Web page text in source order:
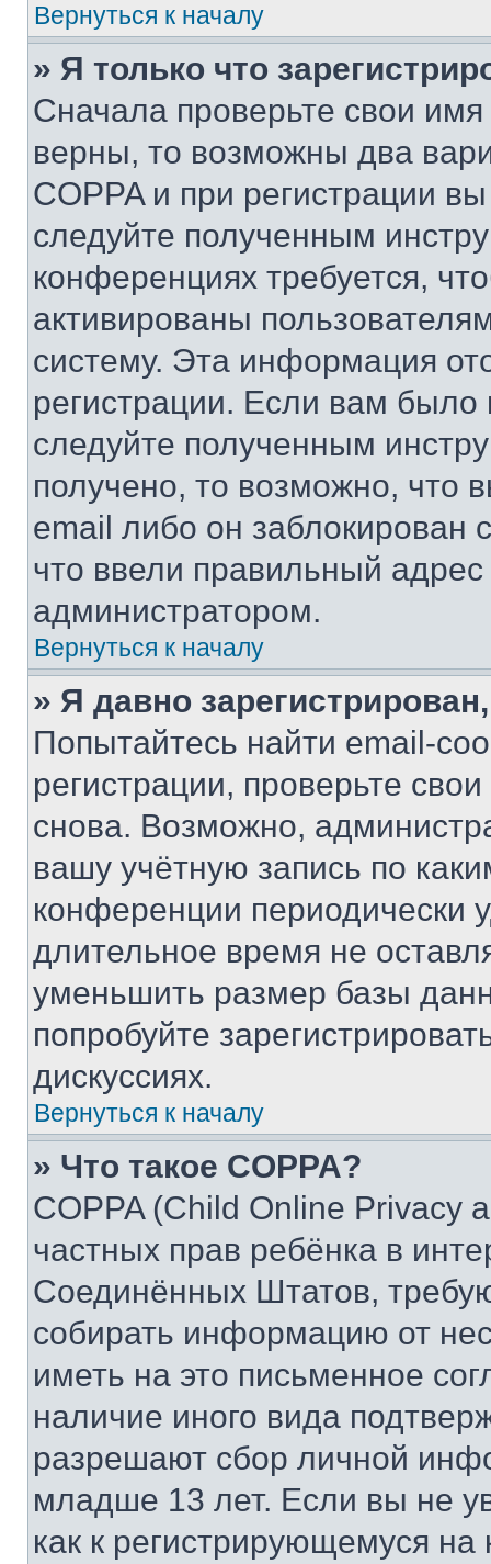
Вернуться к началу
» Я только что
Сначала проверьте свои
верны, то возможны два
COPPA и при регистрации
следуйте полученным
конференциях требуется,
активированы
систему. Эта информация
регистрации. Если вам
следуйте полученным
получено, то возможно, что
email либо он
что ввели правильный адрес
администратором.
Вернуться к началу
» Я давно
Попытайтесь найти email-
регистрации, проверьте
снова. Возможно,
вашу учётную запись по
конференции периодически
длительное время не
уменьшить размер базы
попробуйте
дискуссиях.
Вернуться к началу
» Что такое COPPA?
COPPA (Child Online Privacy
частных прав ребёнка в
Соединённых Штатов,
собирать информацию от
иметь на это письменное
наличие иного вида
разрешают сбор личной
младше 13 лет. Если вы не
как к регистрирующемуся